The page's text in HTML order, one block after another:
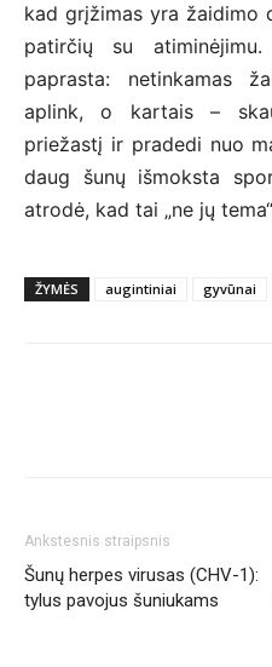
kad grįžimas yra žaidimo
patirčių su
paprasta: netinkamas
aplink, o kartais –
priežastį ir pradedi nuo
daug šunų išmoksta
atrodė, kad tai „ne jų
ŽYMĖS augintiniai gyvūnai
Ankstesnis straipsnis
Šunų herpes virusas (CHV-1):
tylus pavojus šuniukams